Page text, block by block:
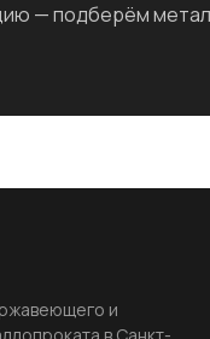
— подберём
и